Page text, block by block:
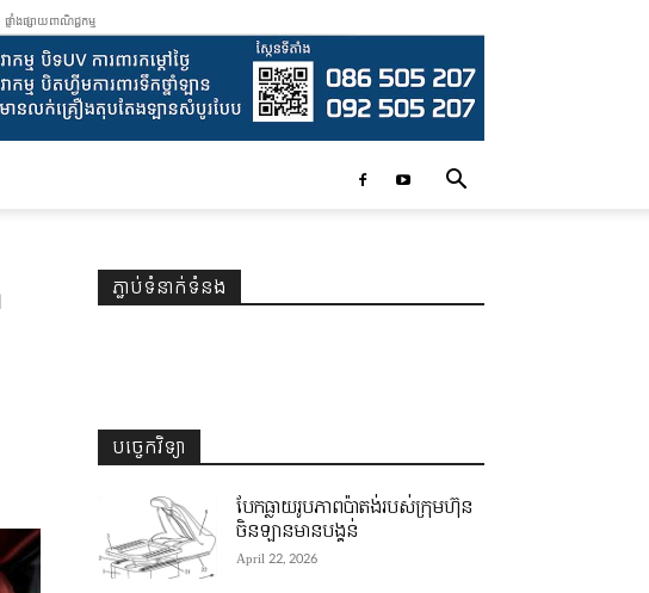
ផ្ទាំងផ្សាយពាណិជ្ជកម្ម
ភ្ជាប់ទំនាក់ទំនង
បច្ចេកវិទ្យា
បែកធ្លាយរូបភាពប៉ាតង់របស់ក្រុមហ៊ុន
ចិនឡានមានបង្គន់
April 22, 2026